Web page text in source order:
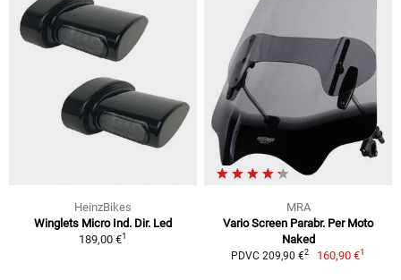
HeinzBikes
Winglets Micro Ind. Dir. Led
189,00 €1
MRA
Vario Screen Parabr. Per Moto
Naked
PDVC 209,90 €2 160,90 €1